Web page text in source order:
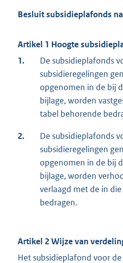
Besluit subsidieplafonds
Artikel 1 Hoogte
1.
De subsidieplafonds
subsidieregelingen
opgenomen in de bij
bijlage, worden
tabel behorende
2.
De subsidieplafonds
subsidieregelingen
opgenomen in de bij
bijlage, worden
verlaagd met de in
bedragen.
Artikel 2 Wijze van
Het subsidieplafond voor